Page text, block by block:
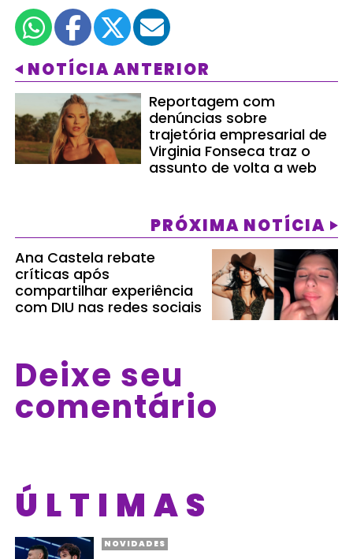
NOTÍCIA ANTERIOR
Reportagem com
denúncias sobre
trajetória empresarial de
Virginia Fonseca traz o
assunto de volta a web
PRÓXIMA NOTÍCIA
Ana Castela rebate
críticas após
compartilhar experiência
com DIU nas redes sociais
Deixe seu
comentário
ÚLTIMAS
NOVIDADES